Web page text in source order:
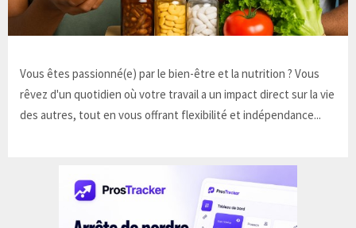
Vous êtes passionné(e) par le bien-être et la nutrition ? Vous
rêvez d'un quotidien où votre travail a un impact direct sur la vie
des autres, tout en vous offrant flexibilité et indépendance...